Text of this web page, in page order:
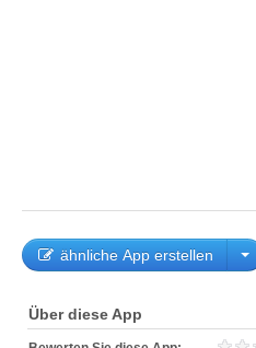
ähnliche App erstellen
Über diese App